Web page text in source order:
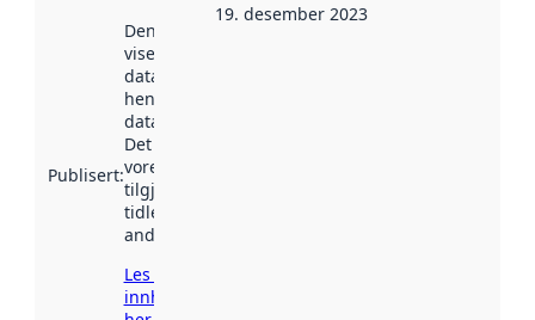
Publisert:
Denne datoen
viser når
datasettet vart
henta inn av
data.norge.no.
Det kan ha
vore
tilgjengeleg
tidlegare
andre stader.
Les meir om
innhenting
19. desember 2023